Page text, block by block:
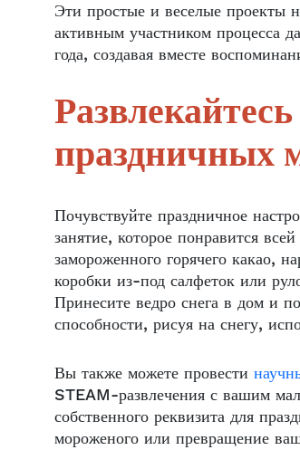
Эти простые и веселые проекты
активным участником процесса
года, создавая вместе
праздничных
Почувствуйте праздничное
занятие, которое понравится
замороженного горячего какао,
коробки из-под салфеток или
Принесите ведро снега в дом и
способности, рисуя на снегу,
Вы также можете провести
STEAM-развлечения с вашим
собственного реквизита для
мороженого или превращение